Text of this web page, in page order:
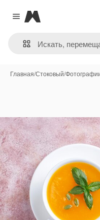
Close menu
Magnific
Главная/Стоковый/